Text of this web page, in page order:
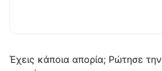
Έχεις κάποια απορία; Ρώτησε την